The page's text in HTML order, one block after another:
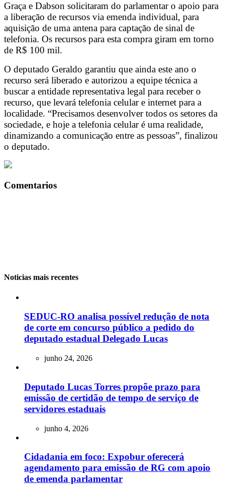
Graça e Dabson solicitaram do parlamentar o apoio para
a liberação de recursos via emenda individual, para
aquisição de uma antena para captação de sinal de
telefonia. Os recursos para esta compra giram em torno
de R$ 100 mil.
O deputado Geraldo garantiu que ainda este ano o
recurso será liberado e autorizou a equipe técnica a
buscar a entidade representativa legal para receber o
recurso, que levará telefonia celular e internet para a
localidade. “Precisamos desenvolver todos os setores da
sociedade, e hoje a telefonia celular é uma realidade,
dinamizando a comunicação entre as pessoas”, finalizou
o deputado.
Comentarios
Noticias mais recentes
SEDUC-RO analisa possível redução de nota
de corte em concurso público a pedido do
deputado estadual Delegado Lucas
junho 24, 2026
Deputado Lucas Torres propõe prazo para
emissão de certidão de tempo de serviço de
servidores estaduais
junho 4, 2026
Cidadania em foco: Expobur oferecerá
agendamento para emissão de RG com apoio
de emenda parlamentar